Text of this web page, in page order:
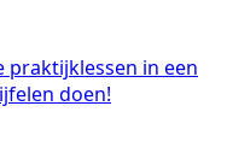
praktijklessen in een
doen!